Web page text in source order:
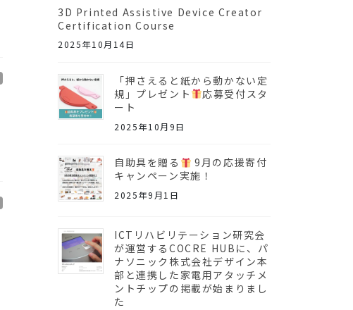
3D Printed Assistive Device Creator
Certification Course
2025年10月14日
「押さえると紙から動かない定
規」プレゼント
応募受付スタ
ート
2025年10月9日
自助具を贈る
9月の応援寄付
キャンペーン実施！
2025年9月1日
ICTリハビリテーション研究会
が運営するCOCRE HUBに、パ
ナソニック株式会社デザイン本
部と連携した家電用アタッチメ
ントチップの掲載が始まりまし
た